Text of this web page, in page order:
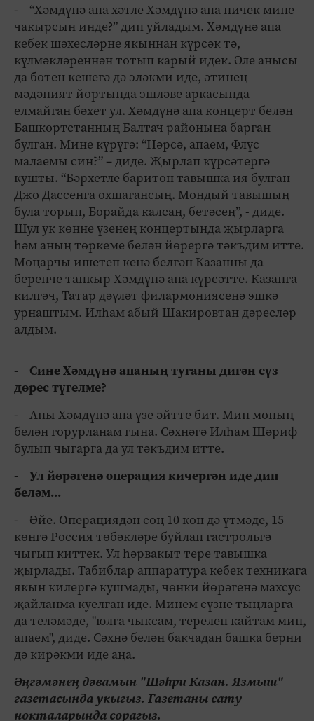
- “Хәмдүнә апа хәтле Хәмдүнә апа ничек мине
чакырсын инде?” дип уйладым. Хәмдүнә апа
кебек шәхесләрне якыннан күрсәк тә,
күлмәкләреннән тотып карый идек. Әле анысы
да бөтен кешегә дә эләкми иде, әтинең
мәдәният йортында эшләве аркасында
елмайган бәхет ул. Хәмдүнә апа концерт белән
Башкортстанның Балтач районына барган
булган. Мине күрүгә: “Нәрсә, апаем, Флүс
малаемы син?” – диде. Җырлап күрсәтергә
кушты. “Бәрхетле баритон тавышка ия булган
Джо Дассенга охшагансың. Мондый тавышың
була торып, Борайда калсаң, бетәсең”, - диде.
Шул ук көнне үзенең концертында җырларга
һәм аның төркеме белән йөрергә тәкъдим итте.
Моңарчы ишетеп кенә белгән Казанны да
беренче тапкыр Хәмдүнә апа күрсәтте. Казанга
килгәч, Татар дәүләт филармониясенә эшкә
урнаштым. Илһам абый Шакировтан дәресләр
алдым.
- Сине Хәмдүнә апаның туганы дигән сүз
дөрес түгелме?
- Аны Хәмдүнә апа үзе әйтте бит. Мин моның
белән горурланам гына. Сәхнәгә Илһам Шәриф
булып чыгарга да ул тәкъдим итте.
- Ул йөрәгенә операция кичергән иде дип
беләм...
- Әйе. Операциядән соң 10 көн дә үтмәде, 15
көнгә Россия төбәкләре буйлап гастрольгә
чыгып киттек. Ул һәрвакыт тере тавышка
җырлады. Табиблар аппаратура кебек техникага
якын килергә кушмады, чөнки йөрәгенә махсус
җайланма куелган иде. Минем сүзне тыңларга
да теләмәде, "юлга чыксам, терелеп кайтам мин,
апаем", диде. Сәхнә белән бакчадан башка берни
дә кирәкми иде аңа.
Әңгәмәнең дәвамын "Шәһри Казан. Язмыш"
газетасында укыгыз. Газетаны сату
нокталарында сорагыз.